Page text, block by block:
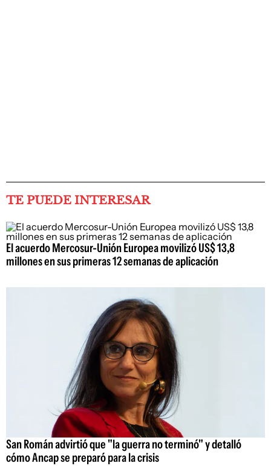
TE PUEDE INTERESAR
El acuerdo Mercosur-Unión Europea movilizó US$ 13,8
millones en sus primeras 12 semanas de aplicación
San Román advirtió que "la guerra no terminó" y detalló
cómo Ancap se preparó para la crisis